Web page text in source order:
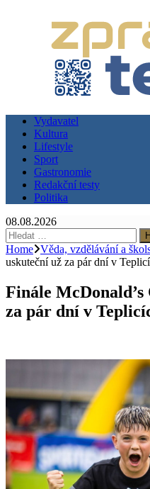
Vydavatel
Kultura
Lifestyle
Sport
Gastronomie
Redakční testy
Politika
08.08.2026
Vyhledávání
Home Věda, vzdělávání a
uskuteční už za pár dní v
Finále McDonald’s
za pár dní v